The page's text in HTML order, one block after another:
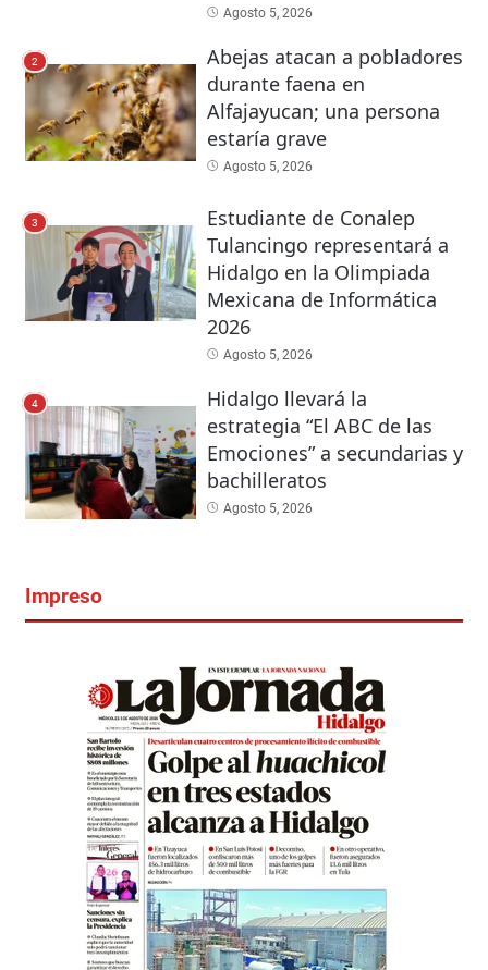
Agosto 5, 2026
2
Abejas atacan a pobladores
durante faena en
Alfajayucan; una persona
estaría grave
Agosto 5, 2026
3
Estudiante de Conalep
Tulancingo representará a
Hidalgo en la Olimpiada
Mexicana de Informática
2026
Agosto 5, 2026
4
Hidalgo llevará la
estrategia “El ABC de las
Emociones” a secundarias y
bachilleratos
Agosto 5, 2026
Impreso